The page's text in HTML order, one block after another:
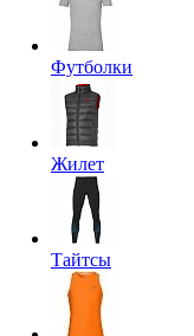
Футболки
Жилет
Тайтсы